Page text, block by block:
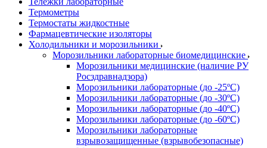
Термометры
Термостаты жидкостные
Фармацевтические изоляторы
Холодильники и морозильники
Морозильники лабораторные биомедицинские
Морозильники медицинские (наличие РУ
Росздравнадзора)
Морозильники лабораторные (до -25ºС)
Морозильники лабораторные (до -30ºС)
Морозильники лабораторные (до -40ºС)
Морозильники лабораторные (до -60ºС)
Морозильники лабораторные
взрывозащищенные (взрывобезопасные)